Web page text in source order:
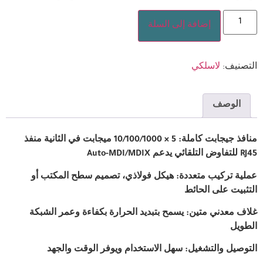
إضافة إلى السلة
التصنيف: لاسلكي
الوصف
منافذ جيجابت كاملة: 5 × 10/100/1000 ميجابت في الثانية منفذ
RJ45 للتفاوض التلقائي يدعم Auto-MDI/MDIX
عملية تركيب متعددة: هيكل فولاذي، تصميم سطح المكتب أو
التثبيت على الحائط
غلاف معدني متين: يسمح بتبديد الحرارة بكفاءة وعمر الشبكة
الطويل
التوصيل والتشغيل: سهل الاستخدام ويوفر الوقت والجهد